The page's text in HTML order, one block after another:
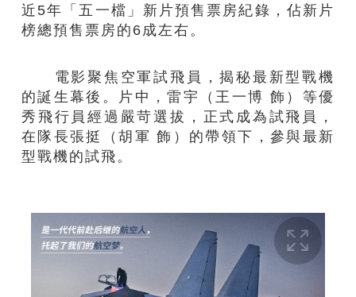
近5年「五一檔」新片預售票房紀錄，佔新片
榜總預售票房的6成左右。
電影聚焦空軍試飛員，揭秘最新型戰機
的誕生幕後。片中，雷宇（王一博 飾）等優
秀飛行員經過嚴苛選拔，正式成為試飛員，
在隊長張挺（胡軍 飾）的帶領下，參與最新
型戰機的試飛。